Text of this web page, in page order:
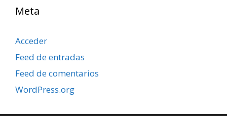
Meta
Acceder
Feed de entradas
Feed de comentarios
WordPress.org